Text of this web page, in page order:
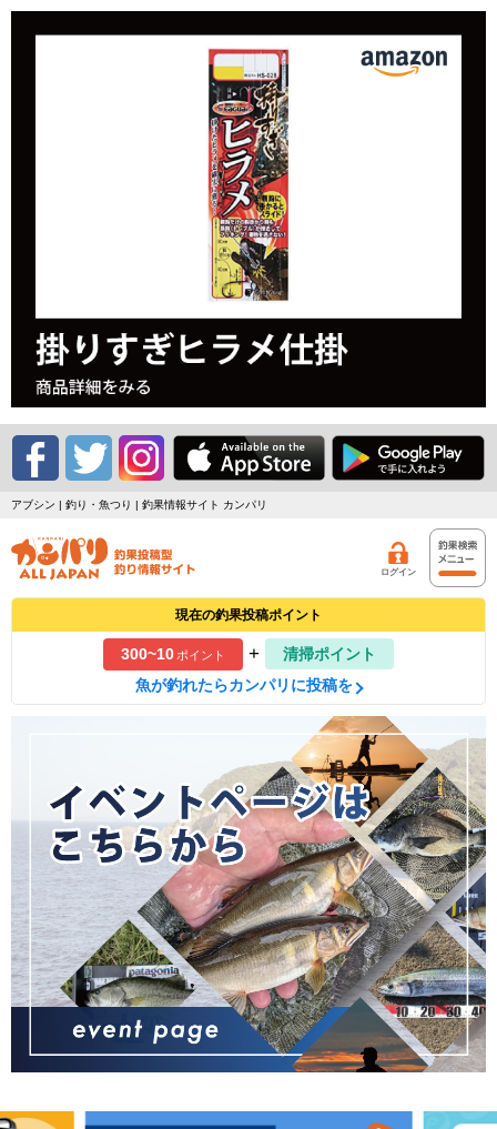
アブシン | 釣り・魚つり | 釣果情報サイト カンパリ
ログイン
現在の釣果投稿ポイント
300~10ポイント +
清掃ポイント
魚が釣れたらカンパリに投稿を